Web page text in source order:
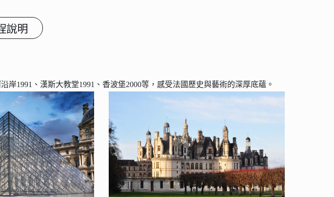
說明
1991、漢斯大教堂1991、香波堡2000等，感受法國歷史與藝術的深厚底蘊。